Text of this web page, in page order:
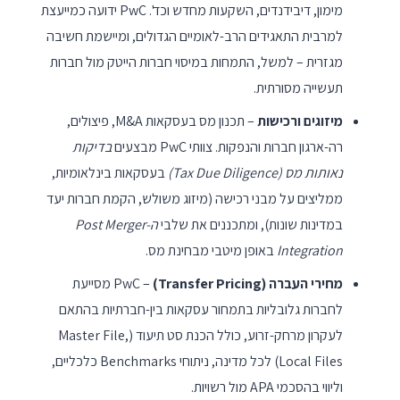
מימון, דיבידנדים, השקעות מחדש וכד'. PwC ידועה כמייעצת
למרבית התאגידים הרב-לאומיים הגדולים, ומיישמת חשיבה
מגזרית – למשל, התמחות במיסוי חברות הייטק מול חברות
תעשייה מסורתית.
מיזוגים ורכישות
– תכנון מס בעסקאות M&A, פיצולים,
רה-ארגון חברות והנפקות. צוותי PwC מבצעים
בדיקות
נאותות מס (Tax Due Diligence)
בעסקאות בינלאומיות,
ממליצים על מבני רכישה (מיזוג משולש, הקמת חברות יעד
במדינות שונות), ומתכננים את שלבי
ה-Post Merger
Integrationבאופן מיטבי מבחינת מס.
מחירי העברה (Transfer Pricing)
– PwC מסייעת
לחברות גלובליות בתמחור עסקאות בין-חברתיות בהתאם
לעקרון מרחק-זרוע, כולל הכנת סט תיעוד (Master File,
Local Files) לכל מדינה, ניתוחי Benchmarks כלכליים,
וליווי בהסכמי APA מול רשויות.